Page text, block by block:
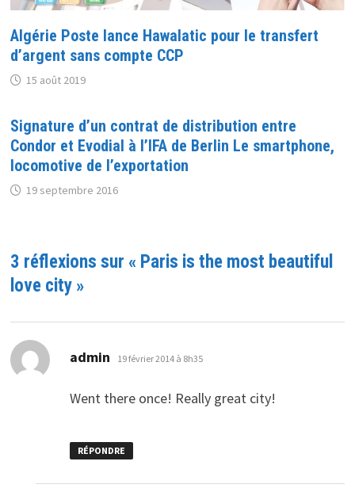
Algérie Poste lance Hawalatic pour le transfert
d’argent sans compte CCP
15 août 2019
Signature d’un contrat de distribution entre
Condor et Evodial à l’IFA de Berlin Le smartphone,
locomotive de l’exportation
19 septembre 2016
3 réflexions sur « Paris is the most beautiful
love city»
admin dit :
19 février 2014 à 8h35
Went there once! Really great city!
RÉPONDRE